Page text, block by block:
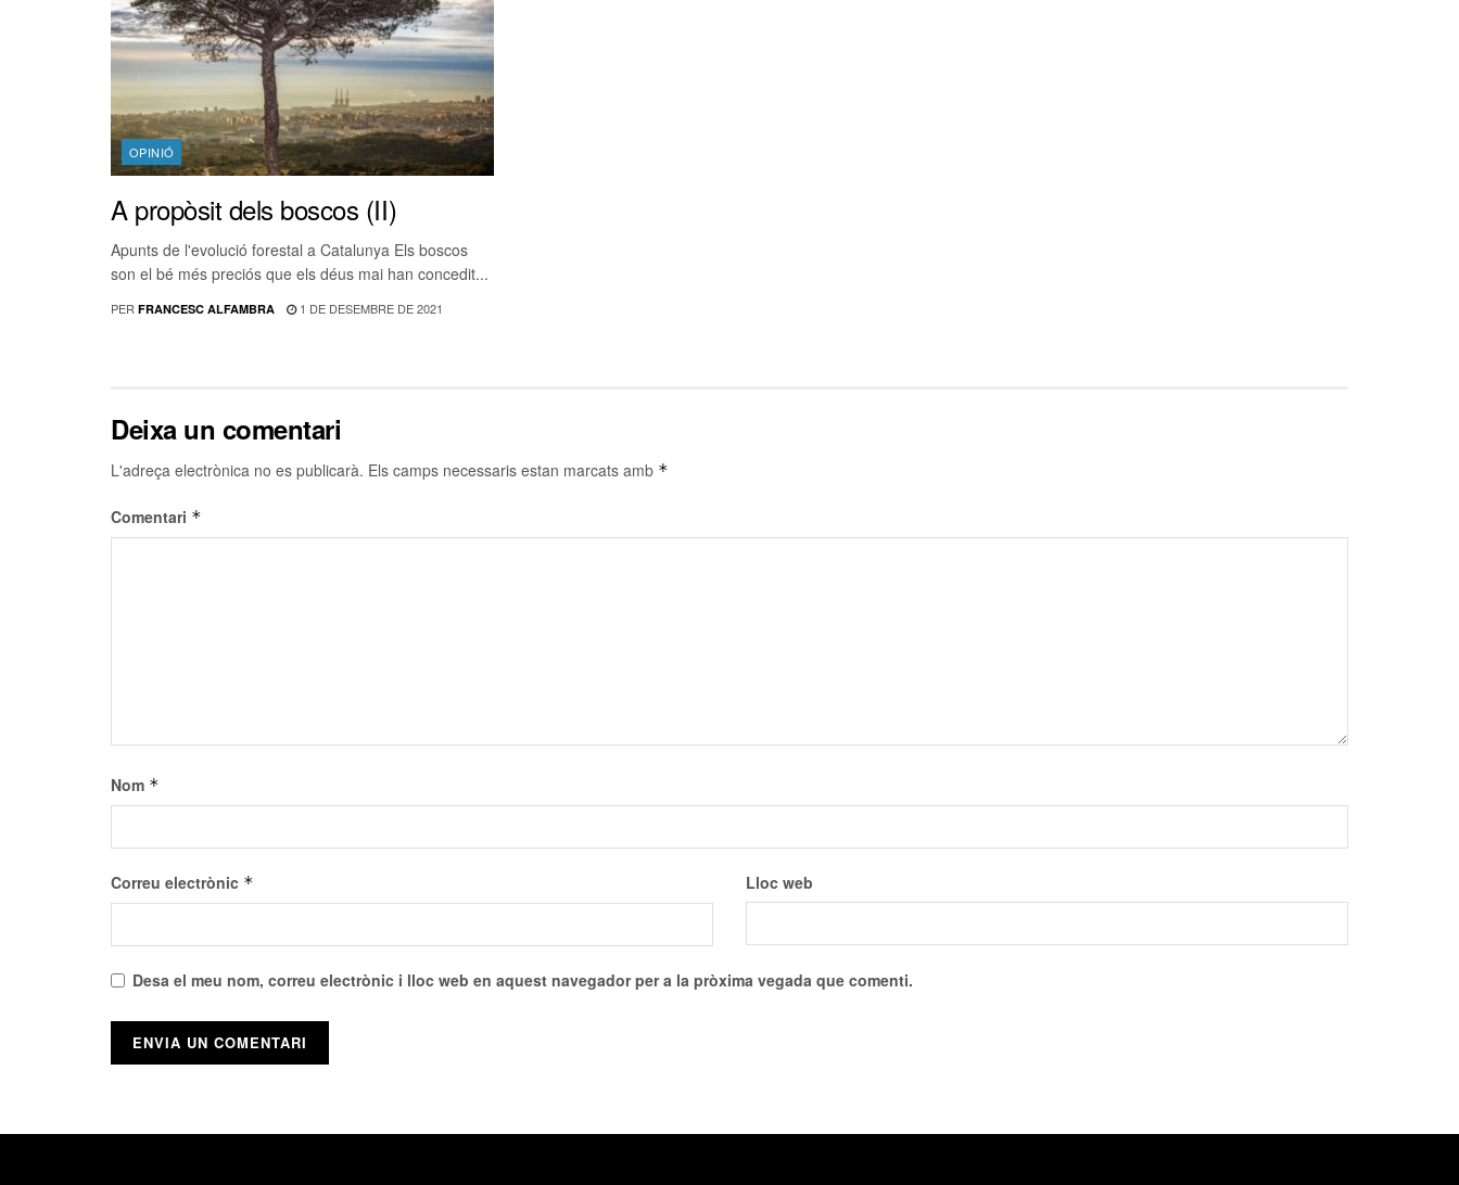
OPINIÓ
A propòsit dels boscos (II)
Apunts de l'evolució forestal a Catalunya Els boscos
son el bé més preciós que els déus mai han concedit...
PER FRANCESC ALFAMBRA 1 DE DESEMBRE DE 2021
Deixa un comentari
L'adreça electrònica no es publicarà. Els camps necessaris estan marcats amb *
Comentari *
Nom *
Correu electrònic * Lloc web
Desa el meu nom, correu electrònic i lloc web en aquest navegador per a la pròxima vegada que comenti.